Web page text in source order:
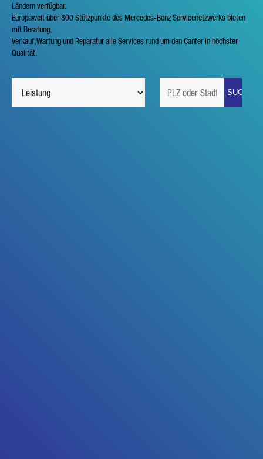
Ländern verfügbar.
Europaweit über 800 Stützpunkte des Mercedes-Benz Servicenetzwerks bieten
mit Beratung,
Verkauf, Wartung und Reparatur alle Services rund um den Canter in höchster
Qualität.